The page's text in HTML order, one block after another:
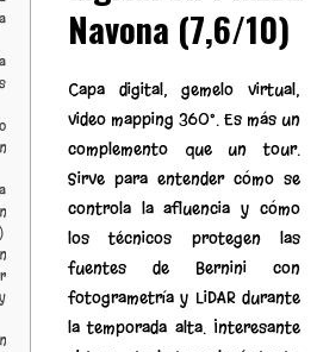
Navona (7,6/10)
Capa digital, gemelo virtual,
video mapping 360°. Es más un
complemento que un tour.
Sirve para entender cómo se
controla la afluencia y cómo
los técnicos protegen las
fuentes de Bernini con
fotogrametría y LiDAR durante
la temporada alta. Interesante